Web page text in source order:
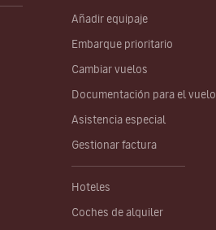
Añadir equipaje
Embarque prioritario
Cambiar vuelos
Documentación para el vuelo
Asistencia especial
Gestionar factura
Hoteles
Coches de alquiler